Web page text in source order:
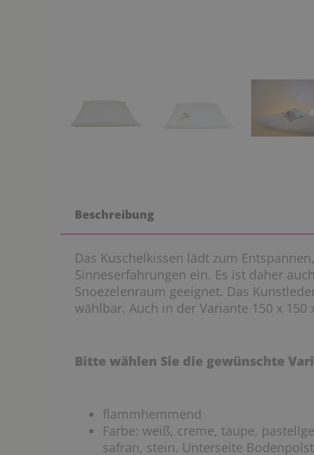
Beschreibung
Das Kuschelkissen lädt zum
Sinneserfahrungen ein. Es ist daher
Snoezelenraum geeignet. Das
wählbar. Auch in der Variante 150 x 150
Bitte wählen Sie die gewünschte
flammhemmend
Farbe: weiß, creme, taupe,
safran, stein. Unterseite